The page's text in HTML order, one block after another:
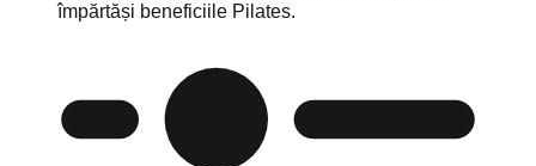
împărtăși beneficiile Pilates.